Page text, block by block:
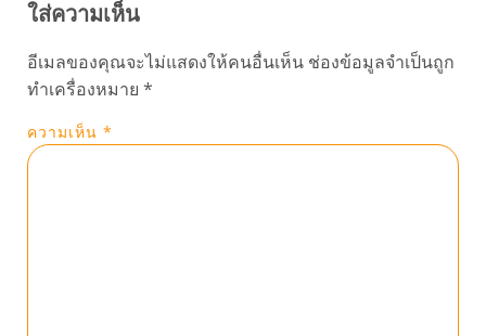
ใส่ความเห็น
อีเมลของคุณจะไม่แสดงให้คนอื่นเห็น ช่องข้อมูลจำเป็นถูก
ทำเครื่องหมาย *
ความเห็น *